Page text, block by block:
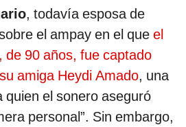
, todavía esposa de
el ampay en el que el
de 90 años, fue captado
amiga Heydi Amado, una
quien el sonero aseguró
personal”. Sin embargo,